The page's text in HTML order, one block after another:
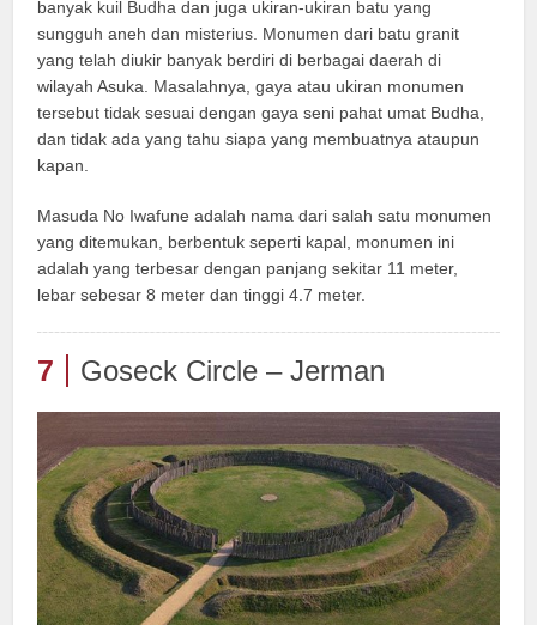
banyak kuil Budha dan juga ukiran-ukiran batu yang
sungguh aneh dan misterius. Monumen dari batu granit
yang telah diukir banyak berdiri di berbagai daerah di
wilayah Asuka. Masalahnya, gaya atau ukiran monumen
tersebut tidak sesuai dengan gaya seni pahat umat Budha,
dan tidak ada yang tahu siapa yang membuatnya ataupun
kapan.
Masuda No Iwafune adalah nama dari salah satu monumen
yang ditemukan, berbentuk seperti kapal, monumen ini
adalah yang terbesar dengan panjang sekitar 11 meter,
lebar sebesar 8 meter dan tinggi 4.7 meter.
7 Goseck Circle – Jerman